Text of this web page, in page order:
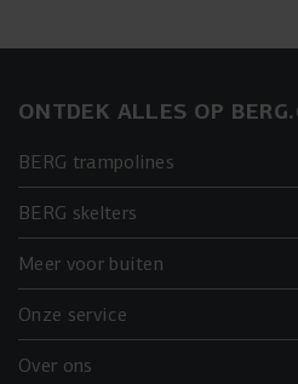
ONTDEK ALLES OP
BERG trampolines
BERG skelters
Meer voor buiten
Onze service
Over ons